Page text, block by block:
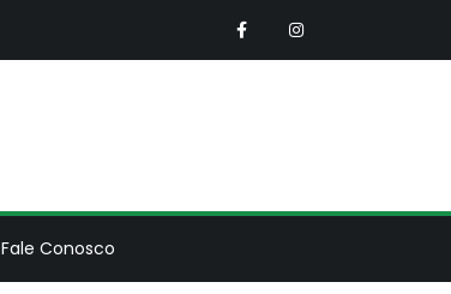
Fale Conosco